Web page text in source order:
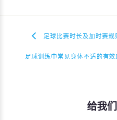
足球比赛时长及加时赛
足球训练中常见身体不适的有
给我